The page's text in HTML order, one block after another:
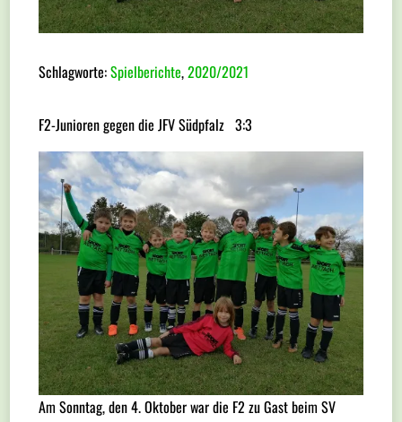
Schlagworte:Spielberichte,2020/2021
F2-Junioren gegen die JFV Südpfalz 3:3
Am Sonntag, den 4. Oktober war die F2 zu Gast beim SV